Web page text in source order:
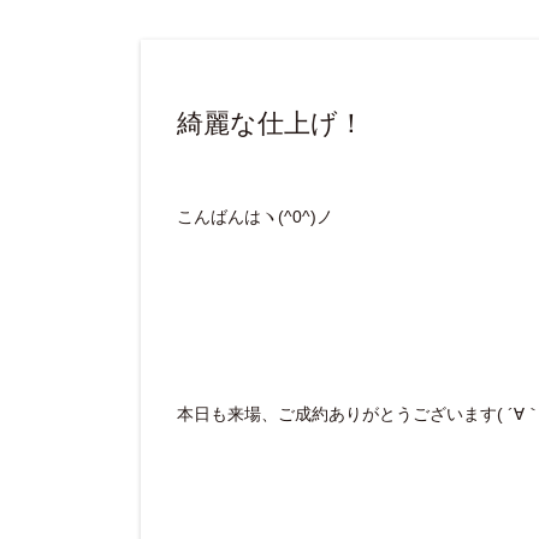
綺麗な仕上げ！
こんばんはヽ(^0^)ノ
本日も来場、ご成約ありがとうございます( ´∀